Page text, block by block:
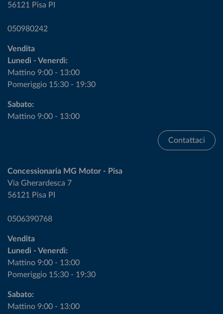
56121 Pisa PI
050980242
Vendita
Lunedì - Venerdì:
Mattino 9:00 - 13:00
Pomeriggio 15:30 - 19:30
Sabato:
Mattino 9:00 - 13:00
Contattaci
Concessionaria MG Motor - Pisa
Via Gherardesca 7
56121 Pisa PI
0506390768
Vendita
Lunedì - Venerdì:
Mattino 9:00 - 13:00
Pomeriggio 15:30 - 19:30
Sabato:
Mattino 9:00 - 13:00